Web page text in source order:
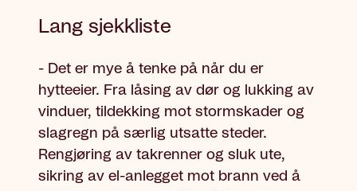
Lang sjekkliste
- Det er mye å tenke på når du er
hytteeier. Fra låsing av dør og lukking av
vinduer, tildekking mot stormskader og
slagregn på særlig utsatte steder.
Rengjøring av takrenner og sluk ute,
sikring av el-anlegget mot brann ved å